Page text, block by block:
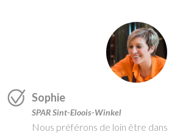
Sophie
SPAR Sint-Eloois-Winkel
Nous préférons de loin être